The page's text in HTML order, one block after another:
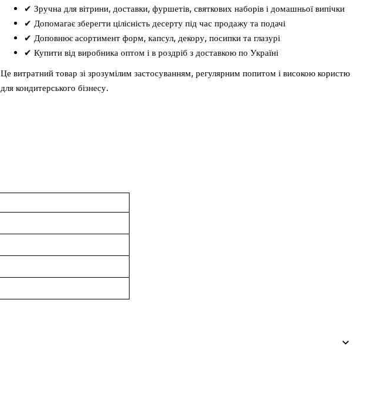
✔ Зручна для вітрини, доставки, фуршетів, святкових наборів і домашньої випічки
✔ Допомагає зберегти цілісність десерту під час продажу та подачі
✔ Доповнює асортимент форм, капсул, декору, посипки та глазурі
✔ Купити від виробника оптом і в роздріб з доставкою по Україні
Це витратний товар зі зрозумілим застосуванням, регулярним попитом і високою користю
для кондитерського бізнесу.